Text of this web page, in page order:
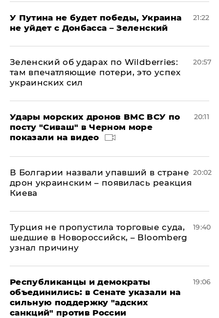
У Путина не будет победы, Украина
не уйдет с Донбасса – Зеленский
21:22
Зеленский об ударах по Wildberries:
там впечатляющие потери, это успех
украинских сил
20:57
Удары морских дронов ВМС ВСУ по
посту "Сиваш" в Черном море
показали на видео
20:11
В Болгарии назвали упавший в стране
дрон украинским – появилась реакция
Киева
20:02
Турция не пропустила торговые суда,
шедшие в Новороссийск, – Bloomberg
узнал причину
19:40
Республиканцы и демократы
объединились: в Сенате указали на
сильную поддержку "адских
санкций" против России
19:06